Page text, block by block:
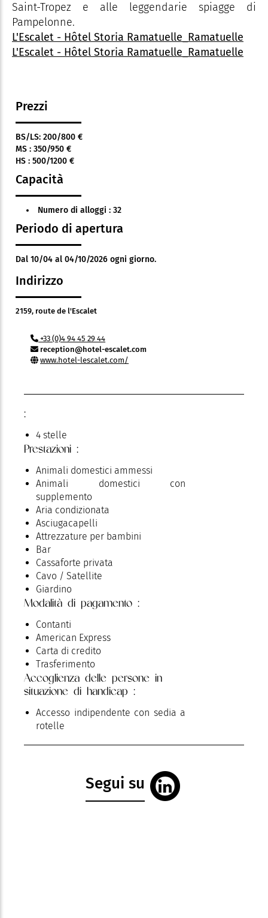
Saint-Tropez e alle leggendarie spiagge di
Pampelonne.
L'Escalet - Hôtel Storia Ramatuelle_Ramatuelle
L'Escalet - Hôtel Storia Ramatuelle_Ramatuelle
Prezzi
BS/LS: 200/800 €
MS : 350/950 €
HS : 500/1200 €
Capacità
Numero di alloggi : 32
Periodo di apertura
Dal 10/04 al 04/10/2026 ogni giorno.
Indirizzo
2159, route de l'Escalet
+33 (0)4 94 45 29 44
reception@hotel-escalet.com
www.hotel-lescalet.com/
:
4 stelle
Prestazioni :
Animali domestici ammessi
Animali domestici con
supplemento
Aria condizionata
Asciugacapelli
Attrezzature per bambini
Bar
Cassaforte privata
Cavo / Satellite
Giardino
Lavanderia
Minibar
Parcheggio
Parcheggio privato
Piscina
Piscina esterna
Piscina riscaldata
Punti di ricarica per veicoli elettrici
Ricezione notturna
Sala di sport
Modalità di pagamento :
Contanti
American Express
Carta di credito
Trasferimento
Accoglienza delle persone in
situazione di handicap :
Accesso indipendente con sedia a
rotelle
Segui su